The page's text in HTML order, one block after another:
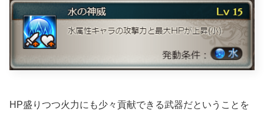
HP盛りつつ火力にも少々貢献できる武器だということを